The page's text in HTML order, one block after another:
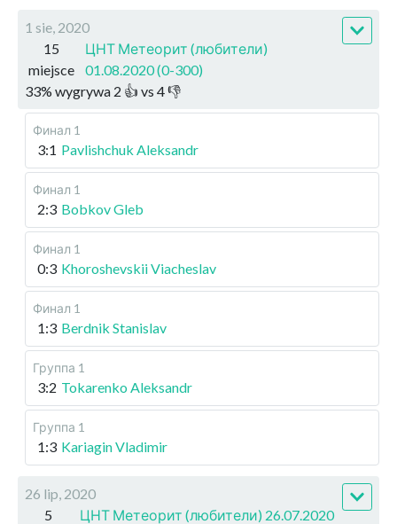
1 sie, 2020
15
miejsce
ЦНТ Метеорит (любители)
01.08.2020 (0-300)
33% wygrywa 2 👍 vs 4👎
Финал 1
3:1 Pavlishchuk Aleksandr
Финал 1
2:3 Bobkov Gleb
Финал 1
0:3 Khoroshevskii Viacheslav
Финал 1
1:3 Berdnik Stanislav
Группа 1
3:2 Tokarenko Aleksandr
Группа 1
1:3 Kariagin Vladimir
26 lip, 2020
5
ЦНТ Метеорит (любители) 26.07.2020